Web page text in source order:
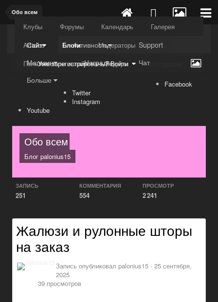
Обо всем
Kuli4kam.net Дружный форум
Сайт
Клубы Форумы Календарь
Галерея
Articles
Блоги
Модераторы
Пользователи онлайн
Лидеры
Активность
Support
Магазин
Награды
Чат
Больше
Уже зарегистрированы? Войти Регистрация
Facebook
Twitter
Instagram
Youtube
Обо всем
Блог palonius15
ЗАПИСЬ
251
КОММЕНТАРИЯ
554
ПРОСМОТР
2 241
Жалюзи и рулонные шторы
на заказ
Запись опубликовал palonius15 · 25 сентября,
2025
39 просмотров